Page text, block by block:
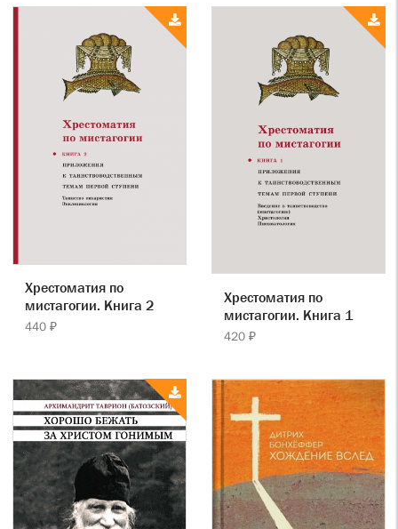
Хрестоматия по
мистагогии. Книга 2
440 ₽
Хрестоматия по
мистагогии. Книга 1
420 ₽